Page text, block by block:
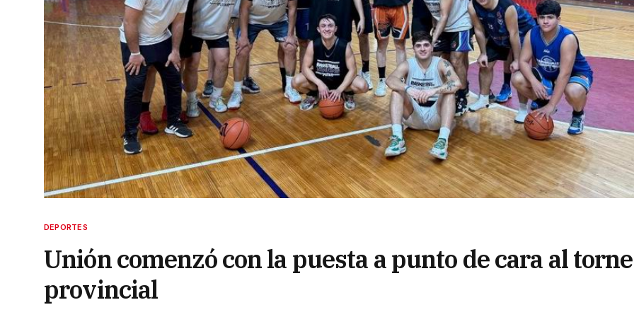
DEPORTES
Unión comenzó con la puesta a punto de cara al
provincial